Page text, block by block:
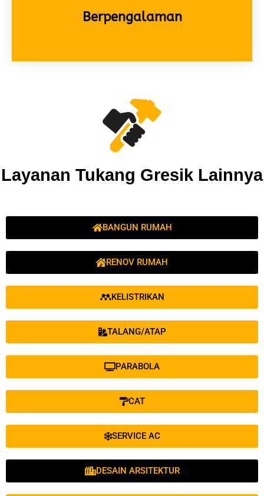
Berpengalaman
Layanan Tukang Gresik Lainnya
BANGUN RUMAH
RENOV RUMAH
KELISTRIKAN
TALANG/ATAP
PARABOLA
CAT
SERVICE AC
DESAIN ARSITEKTUR